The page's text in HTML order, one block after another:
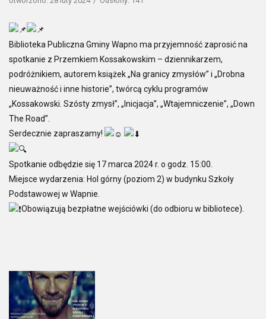
Biblioteka Publiczna Gminy Wapno ma przyjemność zaprosić na
spotkanie z Przemkiem Kossakowskim – dziennikarzem,
podróżnikiem, autorem książek „Na granicy zmysłów” i „Drobna
nieuważność i inne historie”, twórcą cyklu programów
„Kossakowski. Szósty zmysł”, „Inicjacja”, „Wtajemniczenie”, „Down
The Road”.
Serdecznie zapraszamy!
Spotkanie odbędzie się 17 marca 2024 r. o godz. 15:00.
Miejsce wydarzenia: Hol górny (poziom 2) w budynku Szkoły
Podstawowej w Wapnie.
Obowiązują bezpłatne wejściówki (do odbioru w bibliotece).